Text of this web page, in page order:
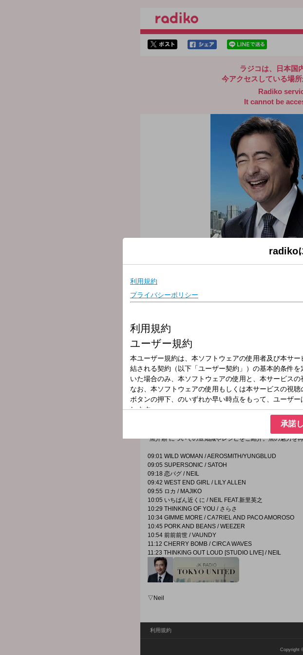
ラジコは、日本国
今アクセスしている場
Radiko
It cannot be
放送時間
2025年11月28日（金）09:00～11:30
番組名
-JK RADIO-TOKYO UNITED
Neilさんがあなたのクリックで選ばれた曲を生演奏♪▼世
ピ！
▼9:35 Yakult FOOTBALL FANATIC
カビラが気になるサッカーの試合を妄想バーチャル実況！
▼9:45 TOKYO ZEIRISHIKAI PERCENT WORLD
気になるニュースを「パーセント」というスポットライ
▼10:20 電話リレーサービス EYES ON THE FUTURE
未来のためのグッドアクションをピックアップします。
“魚介類”についての豆知識やレシピをご紹介。魚の魅力を
09:01 WILD WOMAN / AEROSMITH/YUNGBLUD
09:05 SUPERSONIC / SATOH
09:18 恋バグ / NEIL
09:42 WEST END GIRL / LILY ALLEN
09:55 ロカ / MAJIKO
10:05 いちばん近くに / NEIL FEAT.新里英之
10:29 THINKING OF YOU / さらさ
10:34 GIMME MORE / CA7RIEL AND PACO AMOROSO
10:45 PORK AND BEANS / WEEZER
10:54 前前前世 / VAUNDY
11:12 CHERRY BOMB / CIRCA WAVES
11:23 THINKING OUT LOUD [STUDIO LIVE] / NEIL
▽Neil
利用規約
Copyright
radiko
承諾